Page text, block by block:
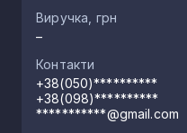
Виручка, грн
–
Контакти
+38(050)**********
+38(098)**********
***********@gmail.com